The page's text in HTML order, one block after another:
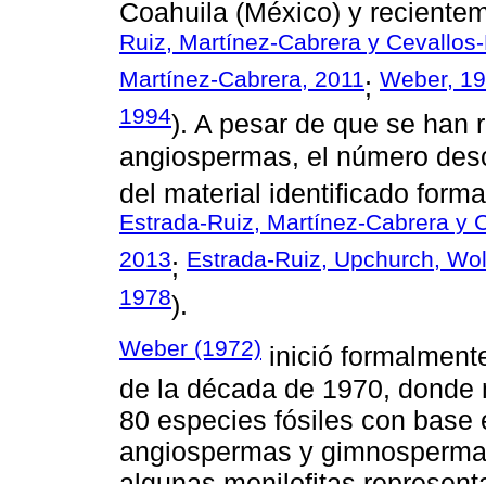
Coahuila (México) y
Ruiz, Martínez-Cabrera y
Martínez-Cabrera, 2011; Weber,
1994). A pesar de que se han
angiospermas, el número
del material identificado
Estrada-Ruiz, Martínez-Cabrera y
2013; Estrada-Ruiz, Upchurch,
1978).
Weber (1972) inició
de la década de 1970,
80 especies fósiles con base
angiospermas y